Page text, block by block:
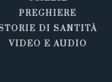
PREGHIERE
DI SANTITÀ
VIDEO E AUDIO